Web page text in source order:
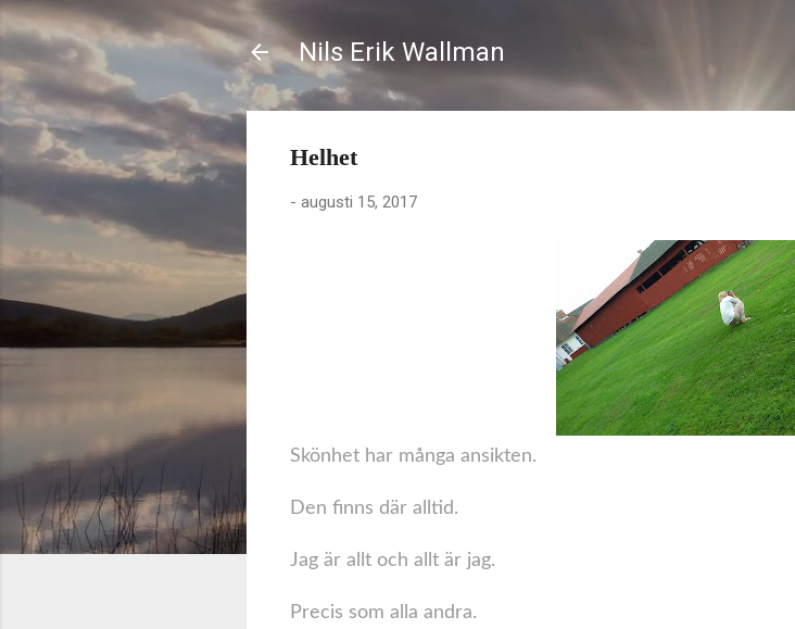
Nils Erik Wallman
Helhet
- augusti 15, 2017
Skönhet har många ansikten.
Den finns där alltid.
Jag är allt och allt är jag.
Precis som alla andra.